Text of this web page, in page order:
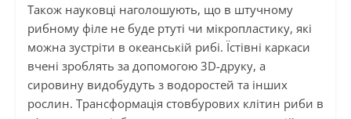
Також науковці наголошують, що в штучному
рибному філе не буде ртуті чи мікропластику, які
можна зустріти в океанській рибі. Їстівні каркаси
вчені зроблять за допомогою 3D-друку, а
сировину видобудуть з водоростей та інших
рослин. Трансформація стовбурових клітин риби в